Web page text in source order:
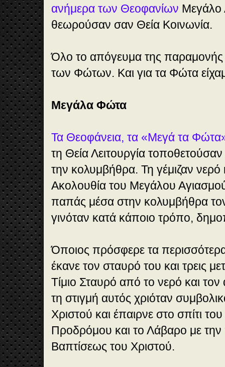
ανήμερα των Θεοφανίων Μεγάλο
θεωρούσαν σαν Θεία Κοινωνία.
Όλο το απόγευμα της παραμονής
των Φώτων. Και για τα Φώτα
Μεγάλα Φώτα
Τα Θεοφάνεια, τα «Μεγά τα
τη Θεία Λειτουργία
την κολυμβήθρα. Τη γέμιζαν νερό
Ακολουθία του Μεγάλου
παπάς μέσα στην κολυμβήθρα
γινόταν κατά κάποιο τρόπο,
Όποιος πρόσφερε τα
έκανε τον σταυρό του και τρεις
Τίμιο Σταυρό από το νερό και
τη στιγμή αυτός χριόταν
Χριστού και έπαιρνε στο σπίτι
Προδρόμου και το Λάβαρο με
Βαπτίσεως του Χριστού.